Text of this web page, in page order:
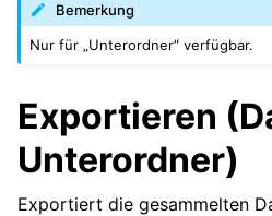
Bemerkung
Nur für „Unterordner“ verfügbar.
Exportieren
Unterordner)
Exportiert die gesammelten